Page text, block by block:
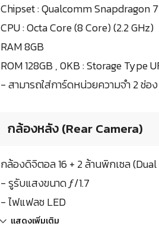
Chipset : Qualcomm Snapdragon
CPU : Octa Core (8 Core) (2.2 GHz)
RAM 8GB
ROM 128GB , 0KB : Storage Type
- สามารถใส่การ์ดหน่วยความจำ 2 ช่อง
กล้องหลัง (Rear Camera)
กล้องดิจิตอล 16 + 2 ล้านพิกเซล
- รูรับแสงขนาด ƒ/1.7
- ไฟแฟลช LED
แสดงเพิ่มเติม